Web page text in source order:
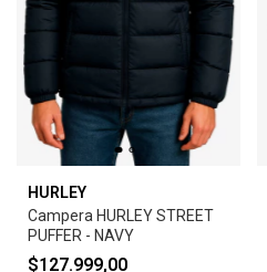
HURLEY
Campera HURLEY STREET
PUFFER - NAVY
$127.999,00